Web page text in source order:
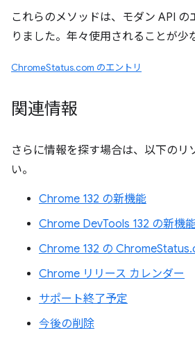
これらのメソッドは、モダン API の
りました。年々使用されることが少
ChromeStatus.com のエントリ
関連情報
さらに情報を探す場合は、以下のリ
い。
Chrome 132 の新機能
Chrome DevTools 132 の新機
Chrome 132 の
Chrome リリース カレンダー
サポート終了予定
今後の削除